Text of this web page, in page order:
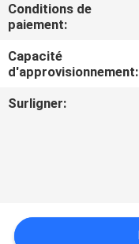
DE
LA
QUALITÉ
UN DEVIS
Conditions de
paiement:
Capacité
d'approvisionnement:
Surligner: